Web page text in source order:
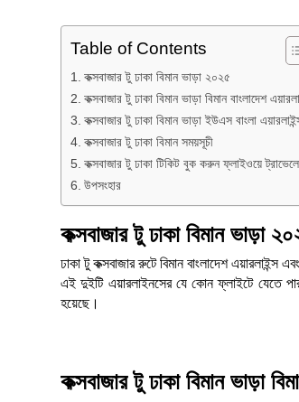
Table of Contents
কক্সবাজার টু ঢাকা বিমান ভাড়া ২০২৫
কক্সবাজার টু ঢাকা বিমান ভাড়া বিমান বাংলাদেশ
কক্সবাজার টু ঢাকা বিমান ভাড়া ইউএস বাংলা
কক্সবাজার টু ঢাকা বিমান সময়সূচী
কক্সবাজার টু ঢাকা টিকিট বুক করুন ফ্লাইওয়ে ট্রাভেলে
উপসংহার
কক্সবাজার টু ঢাকা বিমান ভাড়া
ঢাকা টু কক্সবাজার রুটে বিমান বাংলাদেশ
এই দুইটি এয়ারলাইনসের যে কোন ফ্লাইটে যেতে
হয়েছে।
কক্সবাজার টু ঢাকা বিমান ভাড়া